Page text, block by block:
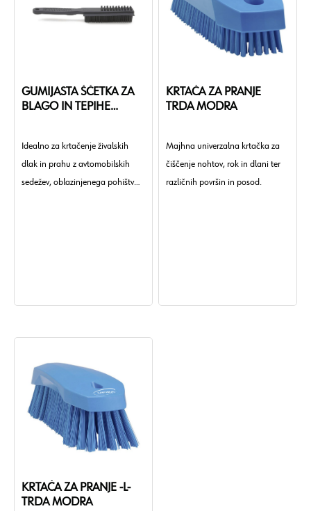
GUMIJASTA ŠČETKA ZA
BLAGO IN TEPIHE
Idealno za krtačenje živalskih
dlak in prahu z avtomobilskih
sedežev, oblazinjenega pohištva,
KRTAČA ZA PRANJE
TRDA MODRA
Majhna univerzalna krtačka za
čiščenje nohtov, rok in dlani ter
različnih površin in posod.
KRTAČA ZA PRANJE -L-
TRDA MODRA